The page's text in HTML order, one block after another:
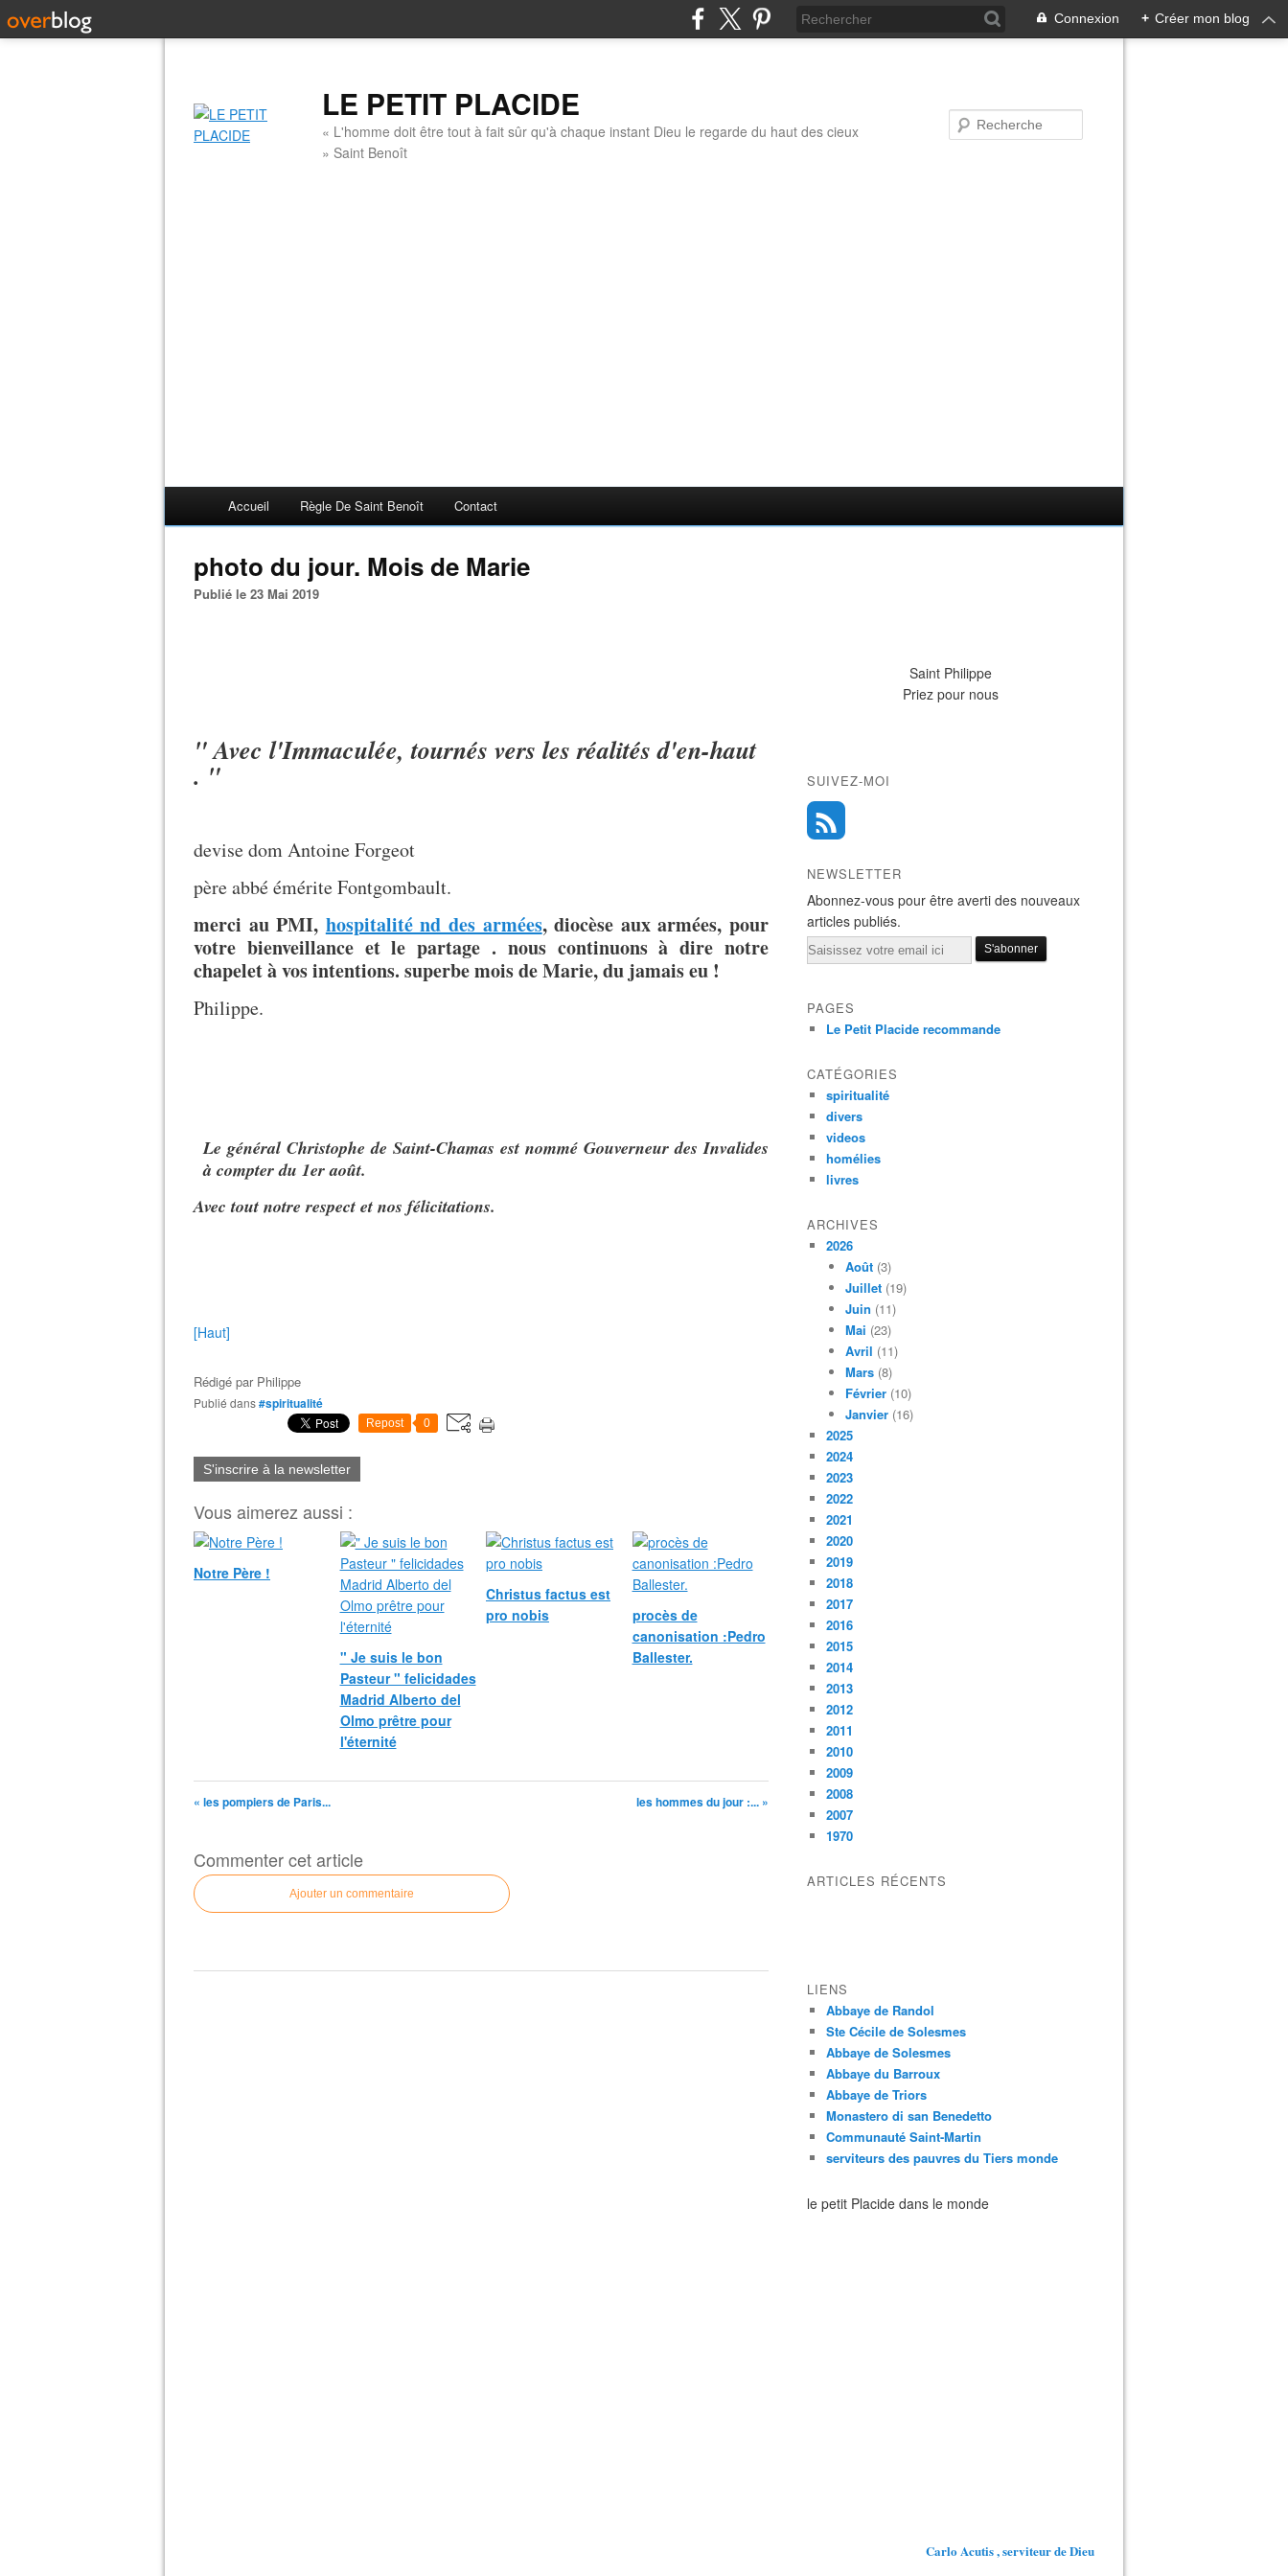
Connexion + Créer mon blog
LE PETIT PLACIDE
« L'homme doit être tout à fait sûr qu'à chaque instant Dieu le regarde du haut des cieux
» Saint Benoît
Accueil Règle De Saint Benoît Contact
photo du jour. Mois de Marie
Publié le 23 Mai 2019
" Avec l'Immaculée, tournés vers les réalités d'en-haut
. "
devise dom Antoine Forgeot
père abbé émérite Fontgombault.
merci au PMI, hospitalité nd des armées, diocèse aux armées, pour
votre bienveillance et le partage . nous continuons à dire notre
chapelet à vos intentions. superbe mois de Marie, du jamais eu !
Philippe.
Le général Christophe de Saint-Chamas est nommé Gouverneur des Invalides
à compter du 1er août.
Avec tout notre respect et nos félicitations.
[Haut]
Rédigé par Philippe
Publié dans#spiritualité
Repost 0
S'inscrire à la newsletter
Vous aimerez aussi :
Notre Père !
" Je suis le bon
Pasteur " felicidades
Madrid Alberto del
Olmo prêtre pour
l'éternité
Christus factus est
pro nobis
procès de
canonisation :Pedro
Ballester.
« les pompiers de Paris... les hommes du jour :... »
Commenter cet article
Ajouter un commentaire
Saint Philippe
Priez pour nous
SUIVEZ-MOI
NEWSLETTER
Abonnez-vous pour être averti des nouveaux
articles publiés.
Email
PAGES
Le Petit Placide recommande
CATÉGORIES
spiritualité
divers
videos
homélies
livres
ARCHIVES
2026
Août (3)
Juillet (19)
Juin (11)
Mai (23)
Avril (11)
Mars (8)
Février (10)
Janvier (16)
2025
2024
2023
2022
2021
2020
2019
2018
2017
2016
2015
2014
2013
2012
2011
2010
2009
2008
2007
1970
ARTICLES RÉCENTS
LIENS
Abbaye de Randol
Ste Cécile de Solesmes
Abbaye de Solesmes
Abbaye du Barroux
Abbaye de Triors
Monastero di san Benedetto
Communauté Saint-Martin
serviteurs des pauvres du Tiers monde
le petit Placide dans le monde
Carlo Acutis , serviteur de Dieu